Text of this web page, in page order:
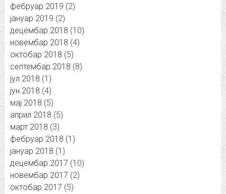
фебруар 2019 (2)
јануар 2019 (2)
децембар 2018 (10)
новембар 2018 (4)
октобар 2018 (5)
септембар 2018 (8)
јул 2018 (1)
јун 2018 (4)
мај 2018 (5)
април 2018 (5)
март 2018 (3)
фебруар 2018 (1)
јануар 2018 (1)
децембар 2017 (10)
новембар 2017 (2)
октобар 2017 (5)